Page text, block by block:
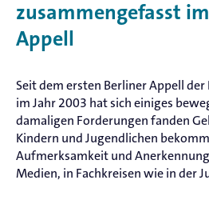
zusammengefasst
Appell
Seit dem ersten Berliner Appell
im Jahr 2003 hat sich einiges
damaligen Forderungen fanden
Kindern und Jugendlichen
Aufmerksamkeit und
Medien, in Fachkreisen wie in der